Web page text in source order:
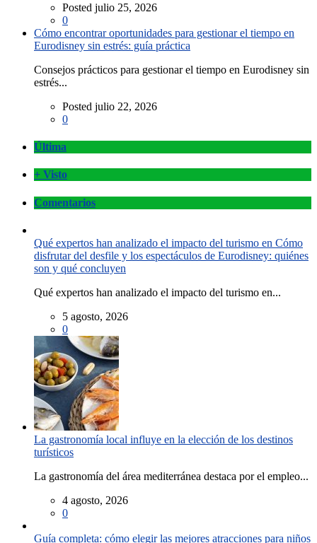
Posted julio 25, 2026
0
Cómo encontrar oportunidades para gestionar el tiempo en
Eurodisney sin estrés: guía práctica
Consejos prácticos para gestionar el tiempo en Eurodisney sin
estrés...
Posted julio 22, 2026
0
Última
+ Visto
Comentarios
Qué expertos han analizado el impacto del turismo en Cómo
disfrutar del desfile y los espectáculos de Eurodisney: quiénes
son y qué concluyen
Qué expertos han analizado el impacto del turismo en...
5 agosto, 2026
0
La gastronomía local influye en la elección de los destinos
turísticos
La gastronomía del área mediterránea destaca por el empleo...
4 agosto, 2026
0
Guía completa: cómo elegir las mejores atracciones para niños